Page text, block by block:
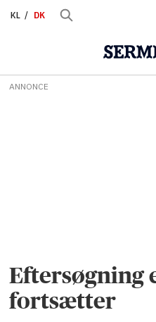
KL DK
ANNONCE
Eftersøgning
fortsætter